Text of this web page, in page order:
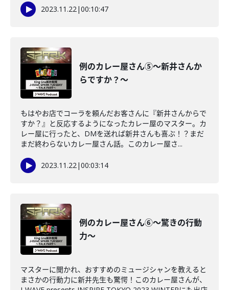
2023.11.22|00:10:47
例のカレー屋さん⑤～新井さんか
らですか？～
もはやお店でコーラを頼んだお客さんに『新井さんからで
すか？』と反応するようになったカレー屋のマスター。カ
レー屋に行ったと、DMを送れば新井さんも喜ぶ！？まだ
まだ終わらないカレー屋さん話。このカレー屋さ...
2023.11.22|00:03:14
例のカレー屋さん⑥～驚きの行動
力～
マスターに聞かれ、おすすめのミュージシャンを教えると
まさかの行動力に新井先生も驚愕！このカレー屋さんが、